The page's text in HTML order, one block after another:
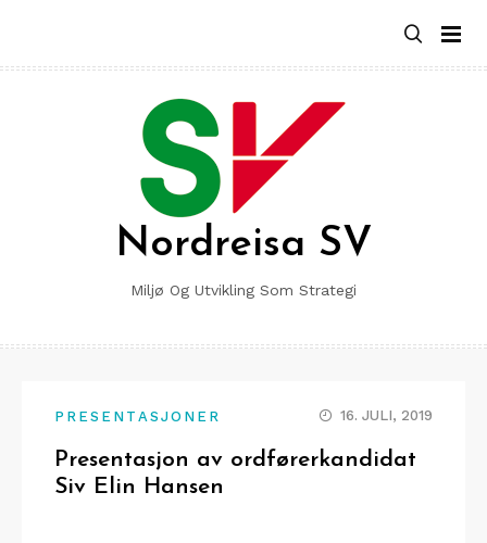
content
Nordreisa SV
Miljø Og Utvikling Som Strategi
PRESENTASJONER 16. JULI, 2019
Presentasjon av ordførerkandidat
Siv Elin Hansen